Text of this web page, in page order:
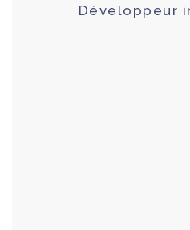
Développeur